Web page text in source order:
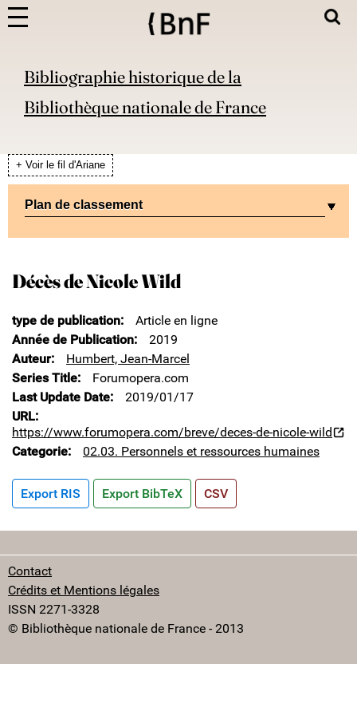
Bibliographie historique de la
Bibliothèque nationale de France
+ Voir le fil d'Ariane
Plan de classement
Décès de Nicole Wild
type de publication
Article en ligne
Année de Publication
2019
Auteur
Humbert, Jean-Marcel
Series Title
Forumopera.com
Last Update Date
2019/01/17
URL
https://www.forumopera.com/breve/deces-de-nicole-wild
Categorie
02.03. Personnels et ressources humaines
Export RIS Export BibTeX CSV
Contact
Crédits et Mentions légales
ISSN 2271-3328
© Bibliothèque nationale de France - 2013